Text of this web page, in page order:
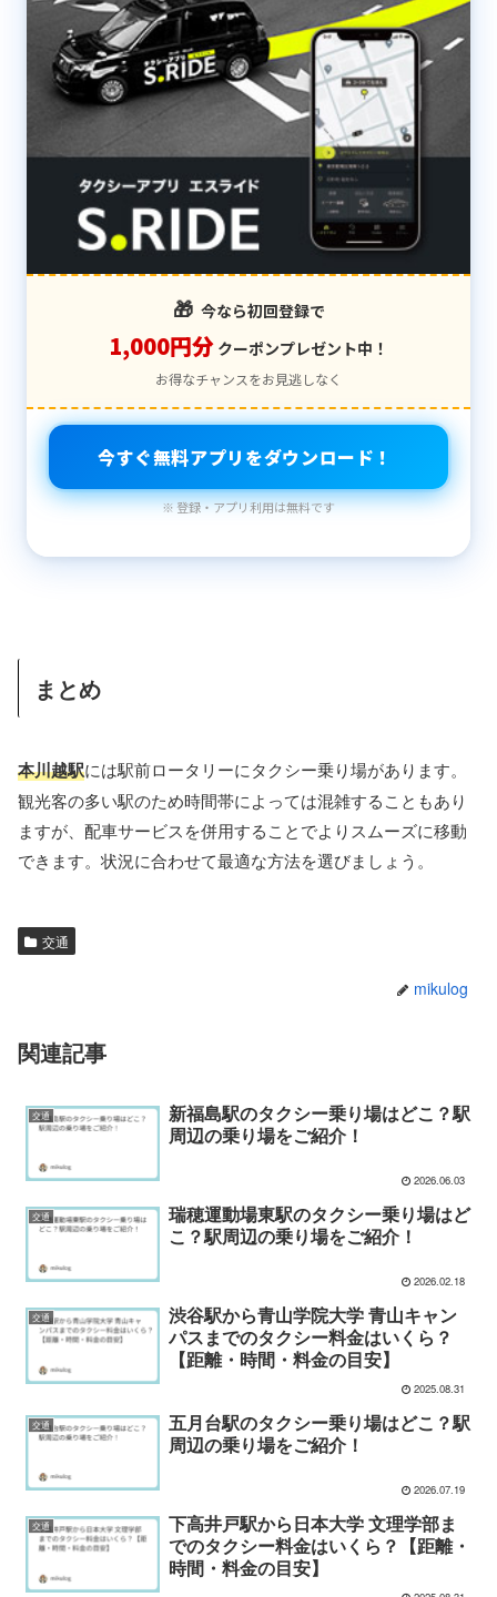
🎁 今なら初回登録で
1,000円分 クーポンプレゼント中！
お得なチャンスをお見逃しなく
今すぐ無料アプリをダウンロード！
※ 登録・アプリ利用は無料です
まとめ
本川越駅には駅前ロータリーにタクシー乗り場があります。
観光客の多い駅のため時間帯によっては混雑することもあり
ますが、配車サービスを併用することでよりスムーズに移動
できます。状況に合わせて最適な方法を選びましょう。
交通
mikulog
関連記事
交通
新福島駅のタクシー乗り場はどこ？駅
周辺の乗り場をご紹介！
2026.06.03
交通
瑞穂運動場東駅のタクシー乗り場はど
こ？駅周辺の乗り場をご紹介！
2026.02.18
交通
渋谷駅から青山学院大学 青山キャン
パスまでのタクシー料金はいくら？
【距離・時間・料金の目安】
2025.08.31
交通
五月台駅のタクシー乗り場はどこ？駅
周辺の乗り場をご紹介！
2026.07.19
交通
下高井戸駅から日本大学 文理学部ま
でのタクシー料金はいくら？【距離・
時間・料金の目安】